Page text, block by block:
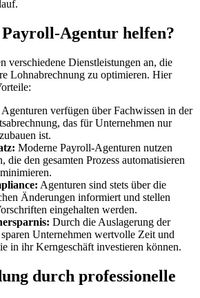
Agentur helfen?
verschiedene Dienstleistungen an, die
Lohnabrechnung zu optimieren. Hier
verfügen über Fachwissen in der
das für Unternehmen nur
ist.
Moderne Payroll-Agenturen nutzen
die den gesamten Prozess automatisieren
Agenturen sind stets über die
Änderungen informiert und stellen
eingehalten werden.
Durch die Auslagerung der
Unternehmen wertvolle Zeit und
in ihr Kerngeschäft investieren können.
durch professionelle